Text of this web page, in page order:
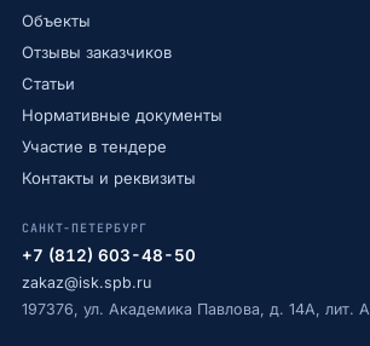
Объекты
Отзывы заказчиков
Статьи
Нормативные документы
Участие в тендере
Контакты и реквизиты
САНКТ-ПЕТЕРБУРГ
+7 (812) 603-48-50
zakaz@isk.spb.ru
197376, ул. Академика Павлова, д. 14А, лит. А